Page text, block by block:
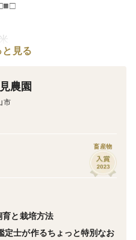
特A産地、米・食味鑑定
認めたと言う湧き水で育て
と見る
農園
市
畜産物
育と栽培方法
定士が作るちょっと特別なお